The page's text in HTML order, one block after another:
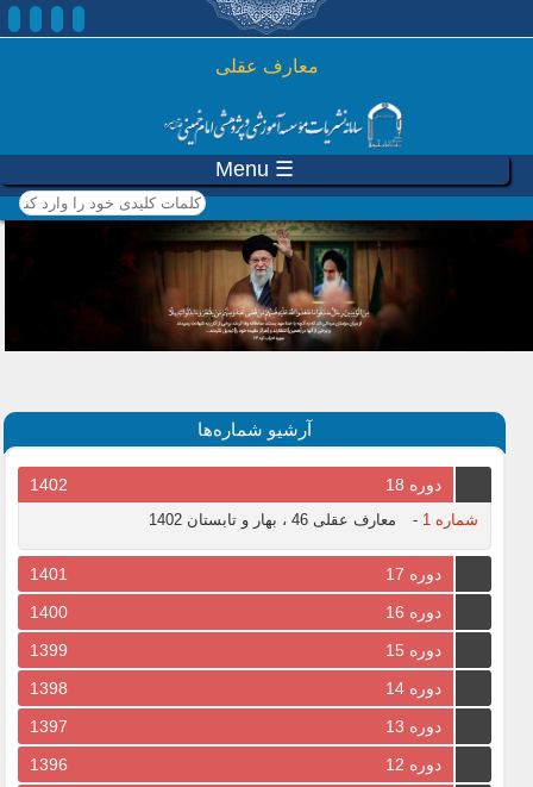
رفتن به محتوای اصلی
معارف عقلی
☰ Menu
کلمات کلیدی خود را وارد
کنید
آرشیو شماره‌ها
دوره 18 1402
شماره 1 - معارف عقلی 46 ، بهار و تابستان 1402
دوره 17
1401
دوره 16
1400
دوره 15
1399
دوره 14
1398
دوره 13
1397
دوره 12
1396